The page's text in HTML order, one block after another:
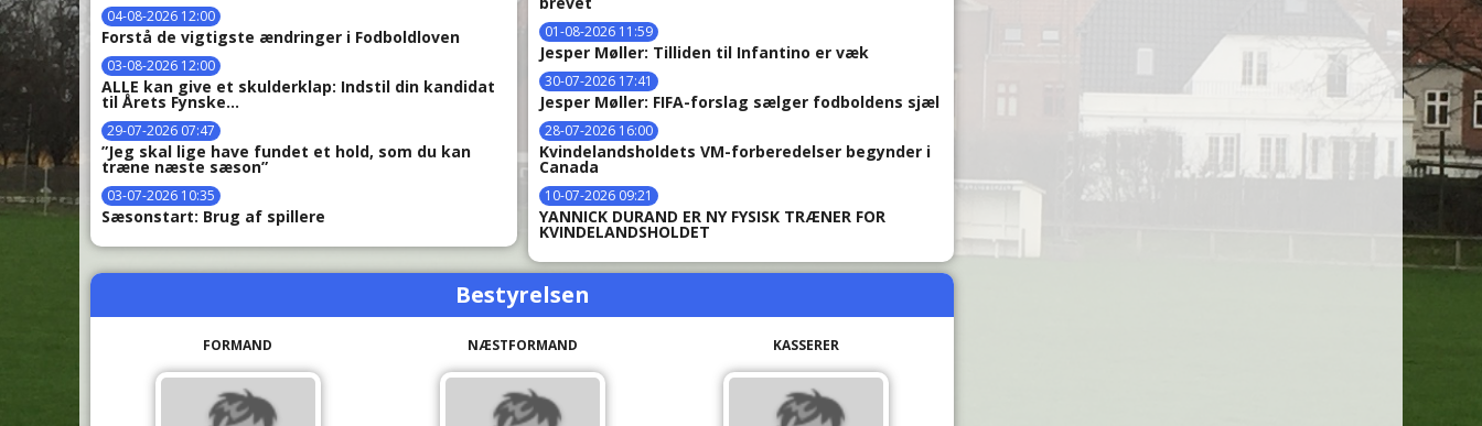
04-08-2026 12:00
Forstå de vigtigste ændringer i Fodboldloven
03-08-2026 12:00
ALLE kan give et skulderklap: Indstil din kandidat
til Årets Fynske...
29-07-2026 07:47
”Jeg skal lige have fundet et hold, som du kan
træne næste sæson”
03-07-2026 10:35
Sæsonstart: Brug af spillere
01-08-2026 11:59
Jesper Møller: Tilliden til Infantino er væk
30-07-2026 17:41
Jesper Møller: FIFA-forslag sælger fodboldens sjæl
28-07-2026 16:00
Kvindelandsholdets VM-forberedelser begynder i
Canada
10-07-2026 09:21
YANNICK DURAND ER NY FYSISK TRÆNER FOR
KVINDELANDSHOLDET
Bestyrelsen
FORMAND NÆSTFORMAND KASSERER